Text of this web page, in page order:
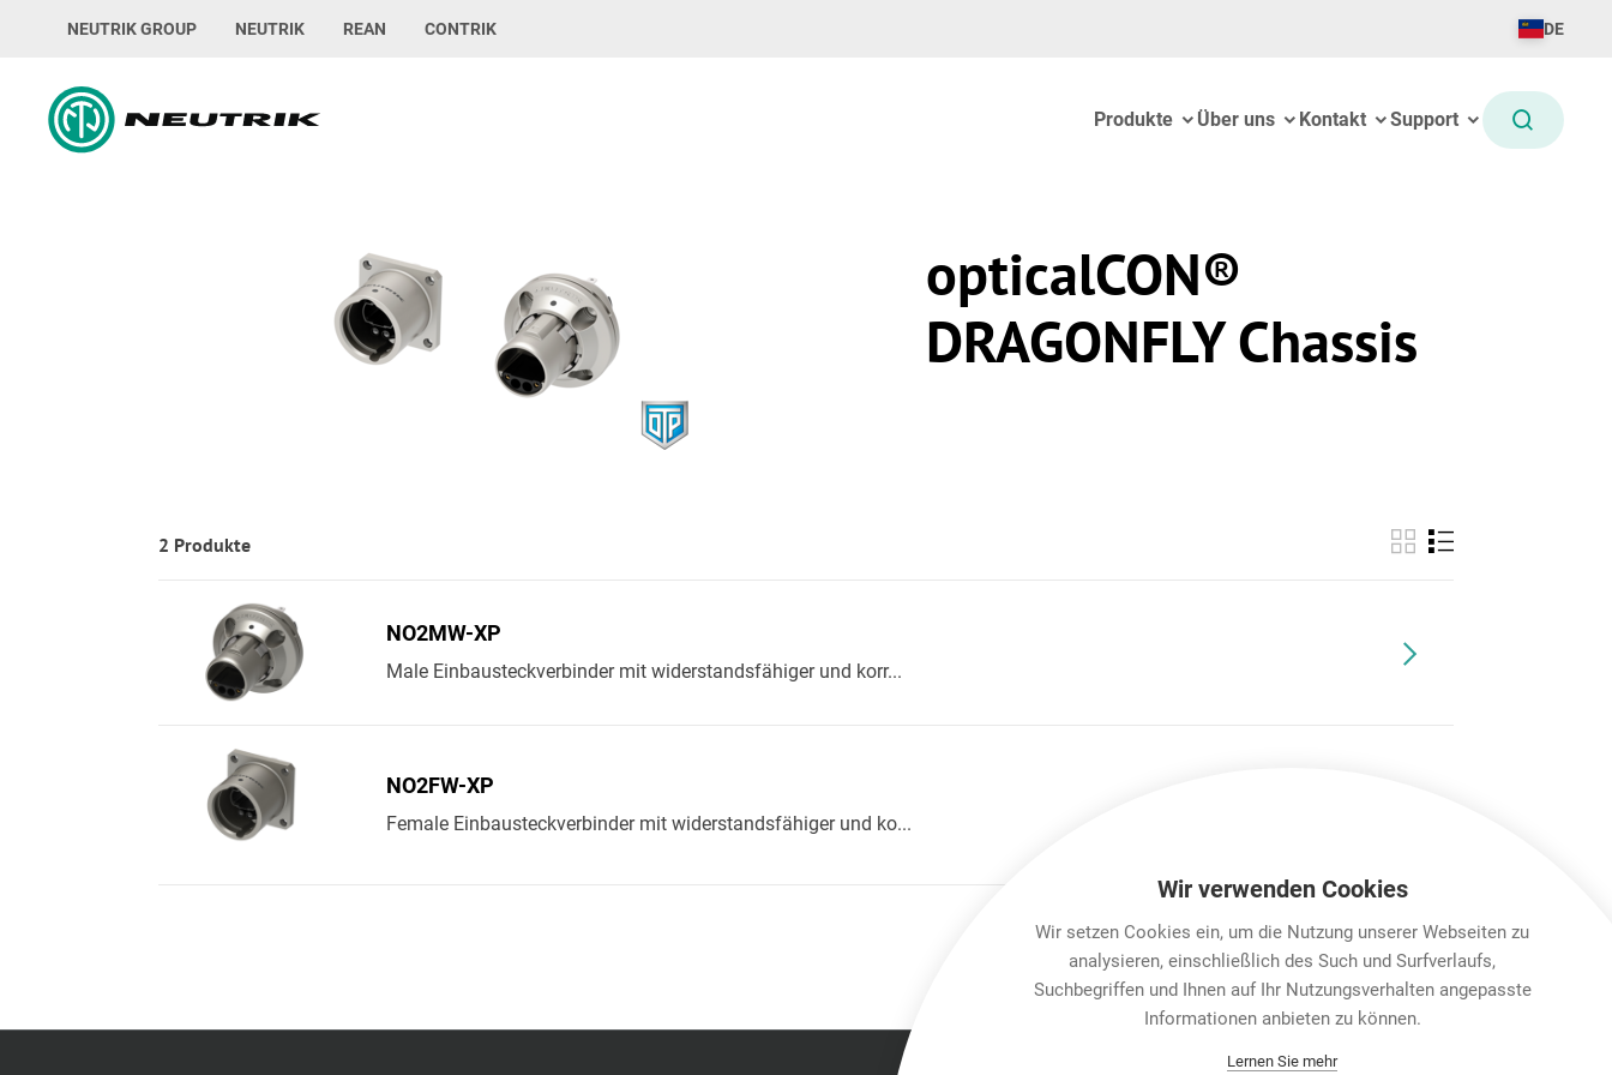
NEUTRIK GROUP NEUTRIK REAN CONTRIK DE
Produkte Über uns Kontakt Support
opticalCON®
DRAGONFLY Chassis
2 Produkte
NO2MW-XP
Male Einbausteckverbinder mit widerstandsfähiger und korr...
NO2FW-XP
Female Einbausteckverbinder mit widerstandsfähiger und ko...
Wir verwenden Cookies
Wir setzen Cookies ein, um die Nutzung unserer Webseiten zu
analysieren, einschließlich des Such und Surfverlaufs,
Suchbegriffen und Ihnen auf Ihr Nutzungsverhalten angepasste
Informationen anbieten zu können.
Lernen Sie mehr